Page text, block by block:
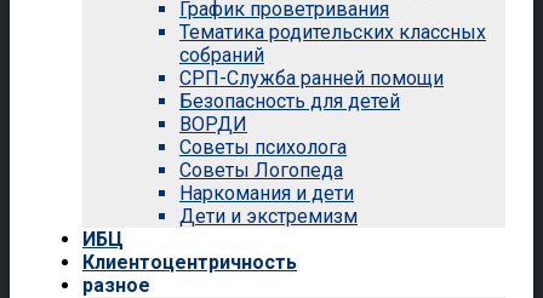
График проветривания
Тематика родительских классных
собраний
СРП-Служба ранней помощи
Безопасность для детей
ВОРДИ
Советы психолога
Советы Логопеда
Наркомания и дети
Дети и экстремизм
ИБЦ
Клиентоцентричность
разное